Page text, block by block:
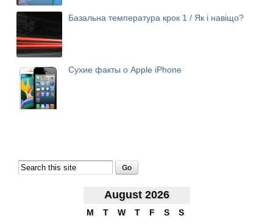
Базальна температура крок 1 / Як і навіщо?
Сухие факты о Apple iPhone
August 2026
M T W T F S S